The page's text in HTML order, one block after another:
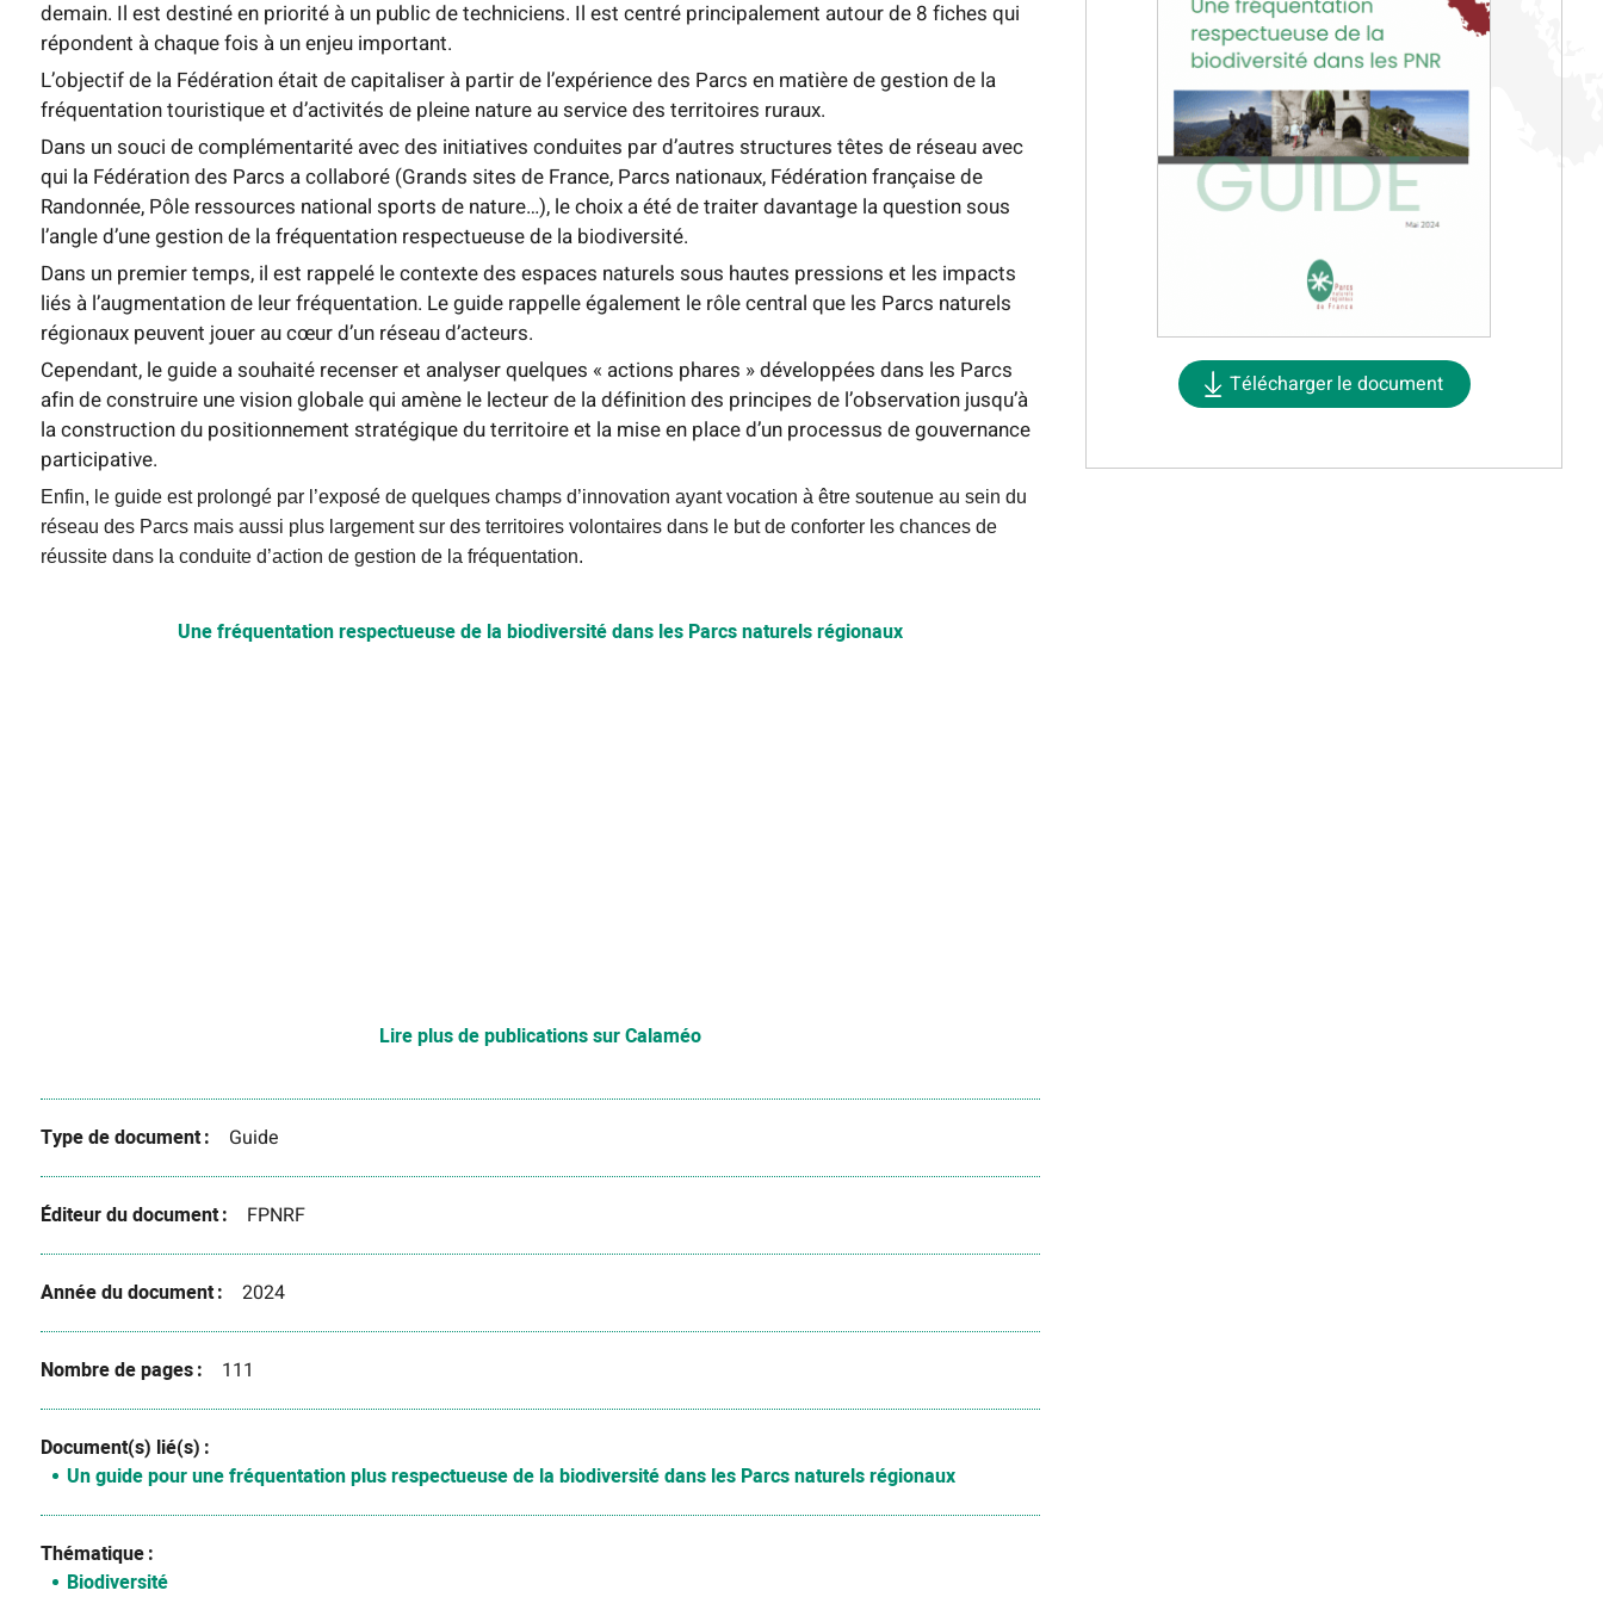
demain. Il est destiné en priorité à un public de techniciens. Il est centré principalement autour de 8 fiches qui
répondent à chaque fois à un enjeu important.
L’objectif de la Fédération était de capitaliser à partir de l’expérience des Parcs en matière de gestion de la
fréquentation touristique et d’activités de pleine nature au service des territoires ruraux.
Dans un souci de complémentarité avec des initiatives conduites par d’autres structures têtes de réseau avec
qui la Fédération des Parcs a collaboré (Grands sites de France, Parcs nationaux, Fédération française de
Randonnée, Pôle ressources national sports de nature…), le choix a été de traiter davantage la question sous
l’angle d’une gestion de la fréquentation respectueuse de la biodiversité.
Dans un premier temps, il est rappelé le contexte des espaces naturels sous hautes pressions et les impacts
liés à l’augmentation de leur fréquentation. Le guide rappelle également le rôle central que les Parcs naturels
régionaux peuvent jouer au cœur d’un réseau d’acteurs.
Cependant, le guide a souhaité recenser et analyser quelques « actions phares » développées dans les Parcs
afin de construire une vision globale qui amène le lecteur de la définition des principes de l’observation jusqu’à
la construction du positionnement stratégique du territoire et la mise en place d’un processus de gouvernance
participative.
Enfin, le guide est prolongé par l’exposé de quelques champs d’innovation ayant vocation à être soutenue au sein du
réseau des Parcs mais aussi plus largement sur des territoires volontaires dans le but de conforter les chances de
réussite dans la conduite d’action de gestion de la fréquentation.
Une fréquentation respectueuse de la biodiversité dans les Parcs naturels régionaux
Lire plus de publications sur Calaméo
Type de document Guide
Éditeur du document FPNRF
Année du document 2024
Nombre de pages 111
Document(s) lié(s)
Un guide pour une fréquentation plus respectueuse de la biodiversité dans les Parcs naturels régionaux
Thématique
Biodiversité
Télécharger le document